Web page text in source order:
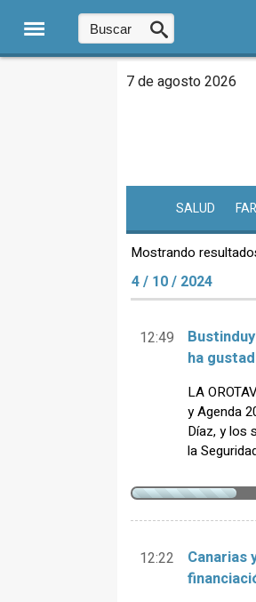
7 de agosto 2026
SALUD
Mostrando
4 / 10 / 2024
12:49
ha
LA
y Agenda
Díaz, y los
la
12:22
Canarias